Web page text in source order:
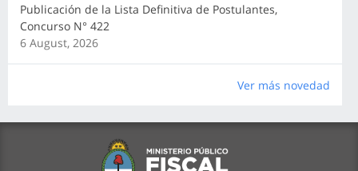
Publicación de la Lista Definitiva de Postulantes,
Concurso N° 422
6 August, 2026
Ver más novedad